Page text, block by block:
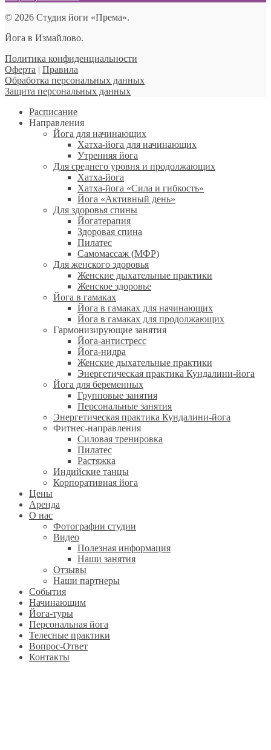
© 2026 Студия йоги «Према».
Йога в Измайлово.
Политика конфиденциальности
Оферта | Правила
Обработка персональных данных
Защита персональных данных
Расписание
Направления
Йога для начинающих
Хатха-йога для начинающих
Утренняя йога
Для среднего уровня и продолжающих
Хатха-йога
Хатха-йога «Сила и гибкость»
Йога «Активный день»
Для здоровья спины
Йогатерапия
Здоровая спина
Пилатес
Самомассаж (МФР)
Для женского здоровья
Женские дыхательные практики
Женское здоровье
Йога в гамаках
Йога в гамаках для начинающих
Йога в гамаках для продолжающих
Гармонизирующие занятия
Йога-антистресс
Йога-нидра
Женские дыхательные практики
Энергетическая практика Кундалини-йога
Йога для беременных
Групповые занятия
Персональные занятия
Энергетическая практика Кундалини-йога
Фитнес-направления
Силовая тренировка
Пилатес
Растяжка
Индийские танцы
Корпоративная йога
Цены
Аренда
О нас
Фотографии студии
Видео
Полезная информация
Наши занятия
Отзывы
Наши партнеры
События
Начинающим
Йога-туры
Персональная йога
Телесные практики
Вопрос-Ответ
Контакты